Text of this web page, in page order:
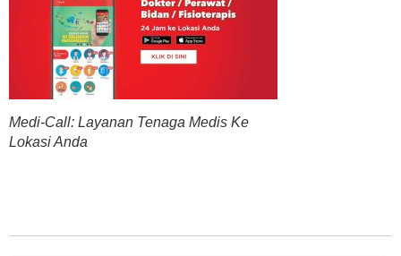
Medi-Call: Layanan Tenaga Medis Ke
Lokasi Anda